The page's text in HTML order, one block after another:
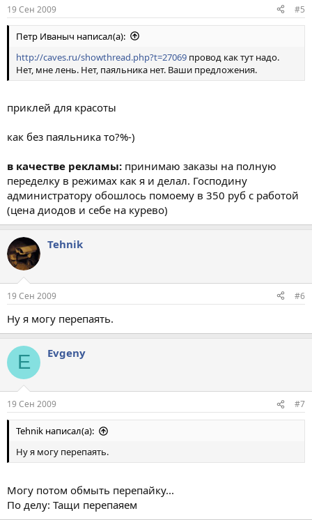
19 Сен 2009 #5
Петр Иваныч написал(а):
http://caves.ru/showthread.php?t=27069 провод как тут надо.
Нет, мне лень. Нет, паяльника нет. Ваши предложения.
приклей для красоты
как без паяльника то?%-)
в качестве рекламы: принимаю заказы на полную
переделку в режимах как я и делал. Господину
администратору обошлось помоему в 350 руб с работой
(цена диодов и себе на курево)
Tehnik
19 Сен 2009 #6
Ну я могу перепаять.
E Evgeny
19 Сен 2009 #7
Tehnik написал(а):
Ну я могу перепаять.
Могу потом обмыть перепайку...
По делу: Тащи перепаяем